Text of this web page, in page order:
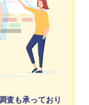
査も承っており